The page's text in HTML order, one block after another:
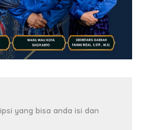
yang bisa anda isi dan